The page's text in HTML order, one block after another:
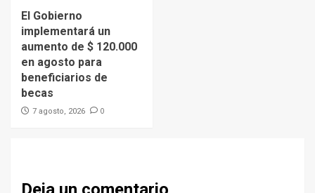
El Gobierno
implementará un
aumento de $ 120.000
en agosto para
beneficiarios de
becas
7 agosto, 2026 0